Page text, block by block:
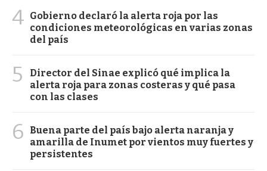
4 Gobierno declaró la alerta roja por las
condiciones meteorológicas en varias zonas
del país
5
Director del Sinae explicó qué implica la
alerta roja para zonas costeras y qué pasa
con las clases
6
Buena parte del país bajo alerta naranja y
amarilla de Inumet por vientos muy fuertes y
persistentes